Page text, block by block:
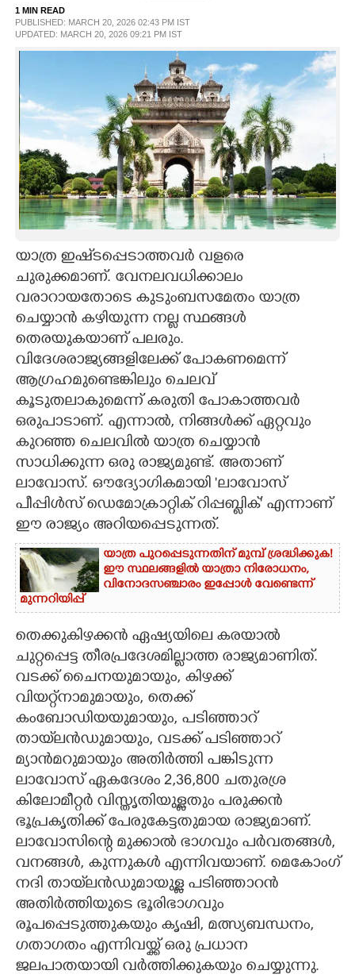
LIFESTYLE
SPIRITUAL
INFO+
ART
ASTRO
LITERATURE
CONTACT US
1 MIN READ
PUBLISHED: MARCH 20, 2026 02:43 PM IST
UPDATED: MARCH 20, 2026 09:21 PM IST
യാത്ര ഇഷ്‌ടപ്പെടാത്തവർ വളരെ
ചുരുക്കമാണ്. വേനലവധിക്കാലം
വരാറായതോടെ കുടുംബസമേതം യാത്ര
ചെയ്യാൻ കഴിയുന്ന നല്ല സ്ഥങ്ങൾ
തെരയുകയാണ് പലരും.
വിദേശരാജ്യങ്ങളിലേക്ക് പോകണമെന്ന്
ആഗ്രഹമുണ്ടെങ്കിലും ചെലവ്
കൂടുതലാകുമെന്ന് കരുതി പോകാത്തവർ
ഒരുപാടാണ്. എന്നാൽ, നിങ്ങൾക്ക് ഏറ്റവും
കുറഞ്ഞ ചെലവിൽ യാത്ര ചെയ്യാൻ
സാധിക്കുന്ന ഒരു രാജ്യമുണ്ട്. അതാണ്
ലാവോസ്. ഔദ്യോഗികമായി 'ലാവോസ്
പീപ്പിൾസ് ഡെമോക്രാറ്റിക് റിപ്പബ്ലിക്' എന്നാണ്
ഈ രാജ്യം അറിയപ്പെടുന്നത്.
യാത്ര പുറപ്പെടുന്നതിന് മുമ്പ് ശ്രദ്ധിക്കുക!
ഈ സ്ഥലങ്ങളിൽ യാത്രാ നിരോധനം,​
വിനോദസഞ്ചാരം ഇപ്പോൾ വേണ്ടെന്ന്
മുന്നറിയിപ്പ്
തെക്കുകിഴക്കൻ ഏഷ്യയിലെ കരയാൽ
ചുറ്റപ്പെട്ട തീരപ്രദേശമില്ലാത്ത രാജ്യമാണിത്.
വടക്ക് ചൈനയുമായും, കിഴക്ക്
വിയറ്റ്നാമുമായും, തെക്ക്
കംബോഡിയയുമായും, പടിഞ്ഞാറ്
തായ്‌ലൻഡുമായും, വടക്ക് പടിഞ്ഞാറ്
മ്യാൻമറുമായും അതിർത്തി പങ്കിടുന്ന
ലാവോസ് ഏകദേശം 2,36,800 ചതുരശ്ര
കിലോമീറ്റർ വിസ്തൃതിയുള്ളതും പരുക്കൻ
ഭൂപ്രകൃതിക്ക് പേരുകേട്ടതുമായ രാജ്യമാണ്.
ലാവോസിന്റെ മുക്കാൽ ഭാഗവും പർവതങ്ങൾ,
വനങ്ങൾ, കുന്നുകൾ എന്നിവയാണ്. മെകോംഗ്
നദി തായ്‌ലൻഡുമായുള്ള പടിഞ്ഞാറൻ
അതിർത്തിയുടെ ഭൂരിഭാഗവും
രൂപപ്പെടുത്തുകയും കൃഷി, മത്സ്യബന്ധനം,
ഗതാഗതം എന്നിവയ്ക്ക് ഒരു പ്രധാന
ജലപാതയായി വർത്തിക്കുകയും ചെയ്യുന്നു.